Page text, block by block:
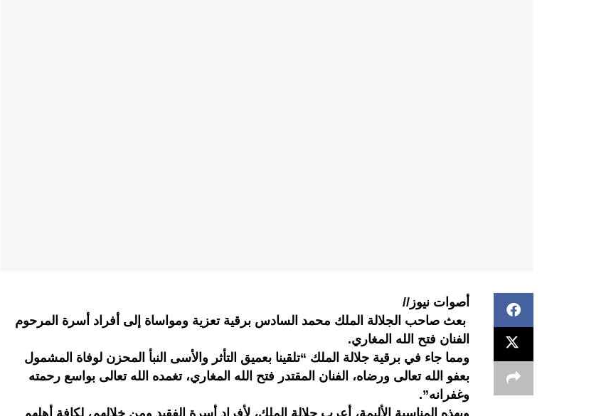
أصوات نيوز//
بعث صاحب الجلالة الملك محمد السادس برقية تعزية ومواساة إلى أفراد أسرة المرحوم
الفنان فتح الله المغاري.
ومما جاء في برقية جلالة الملك “تلقينا بعميق التأثر والأسى النبأ المحزن لوفاة المشمول
بعفو الله تعالى ورضاه، الفنان المقتدر فتح الله المغاري، تغمده الله تعالى بواسع رحمته
وغفرانه”.
وبهذه المناسبة الأليمة، أعرب جلالة الملك، لأفراد أسرة الفقيد ومن خلالهم، لكافة أهلهم